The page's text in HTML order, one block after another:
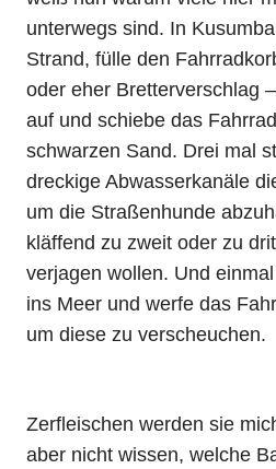
unterwegs sind. In
Strand, fülle den
oder eher Bretterverschlag
auf und schiebe das
schwarzen Sand. Drei mal
dreckige Abwasserkanäle
um die Straßenhunde
kläffend zu zweit oder zu
verjagen wollen. Und
ins Meer und werfe das
um diese zu verscheuchen.
Zerfleischen werden sie
aber nicht wissen, welche